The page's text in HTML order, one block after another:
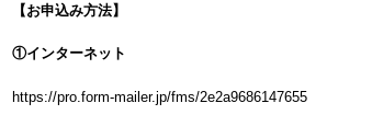
【お申込み方法】
①インターネット
https://pro.form-mailer.jp/fms/2e2a9686147655